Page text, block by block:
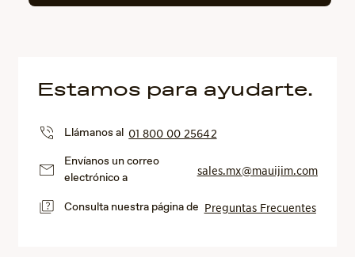
Estamos para ayudarte.
Llámanos al01 800 00 25642
Envíanos un correo
electrónico a
sales.mx@mauijim.com
Consulta nuestra página de Preguntas Frecuentes